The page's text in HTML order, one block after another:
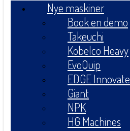
Nye maskiner
Book en demo
Takeuchi
Kobelco Heavy
EvoQuip
EDGE Innovate
Giant
NPK
HG Machines